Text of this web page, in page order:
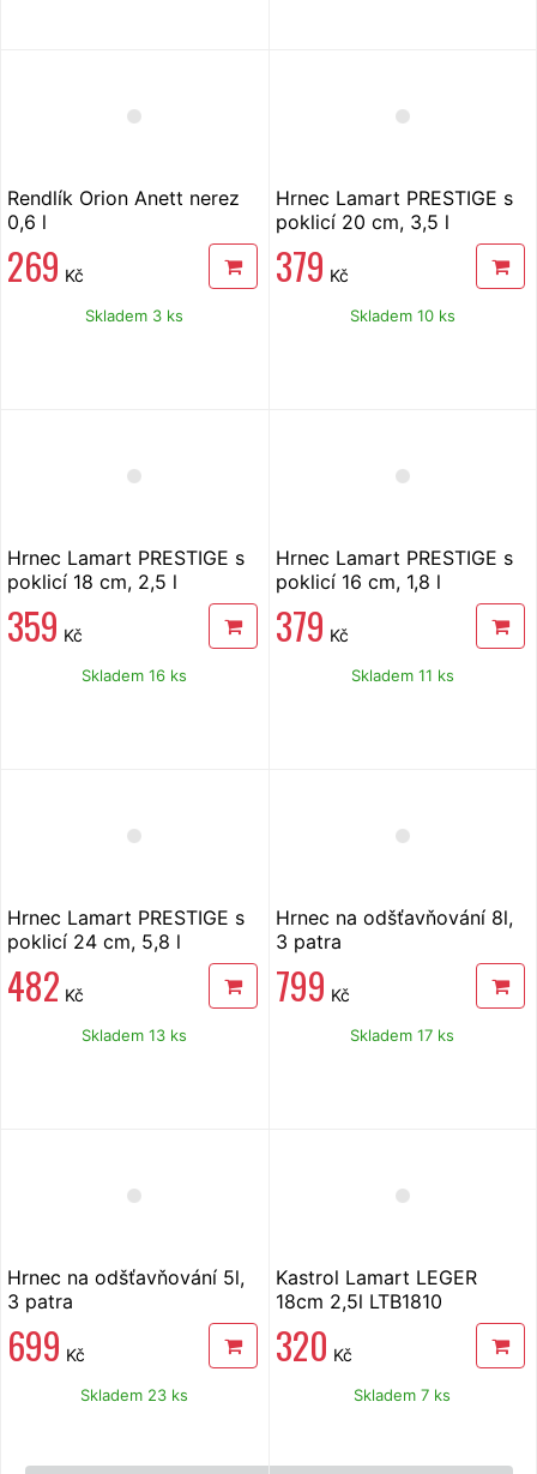
Rendlík Orion Anett nerez
0,6 l
269 Kč
Skladem 3 ks
Hrnec Lamart PRESTIGE s
poklicí 20 cm, 3,5 l
379 Kč
Skladem 10 ks
Hrnec Lamart PRESTIGE s
poklicí 18 cm, 2,5 l
359 Kč
Skladem 16 ks
Hrnec Lamart PRESTIGE s
poklicí 16 cm, 1,8 l
379 Kč
Skladem 11 ks
Hrnec Lamart PRESTIGE s
poklicí 24 cm, 5,8 l
482 Kč
Skladem 13 ks
Hrnec na odšťavňování 8l,
3 patra
799 Kč
Skladem 17 ks
Hrnec na odšťavňování 5l,
3 patra
699 Kč
Skladem 23 ks
Kastrol Lamart LEGER
18cm 2,5l LTB1810
320 Kč
Skladem 7 ks